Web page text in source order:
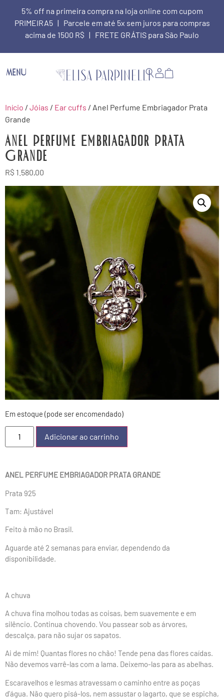
5% off na primeira compra na loja online com cupom
PRIMEIRA5 | Parcele em até 5x sem juros para compras
acima de 1500 R$ | FRETE GRÁTIS para São Paulo
MENU
Início / Jóias / Ear cuffs / Anel Perfume Embriagador Prata
Grande
Anel Perfume Embriagador Prata
Grande
R$ 1.580,00
Em estoque (pode ser encomendado)
Adicionar ao carrinho
ANEL PERFUME EMBRIAGADOR PRATA GRANDE
Prata 925
Tam: Ajustável
Feito à mão no Brasil.
Aguarde até 2 semanas para enviar, dependendo da
disponibilidade.
A chuva
A chuva fina molhou todas as coisas, bem suavemente e em
silêncio. Continua chovendo. Vou passear sob as árvores,
descalça, para não sujar os sapatos.
Ai de mim! Quantas flores no chão! Tende pena das flores caídas.
Não devemos varrê-las com a lama. Deixemo-las para as abelhas.
Escaravelhos e lesmas atravessam o caminho entre as poças
d’água. Não quero pisá-los, nem assustar o lagarto, que se espicha,